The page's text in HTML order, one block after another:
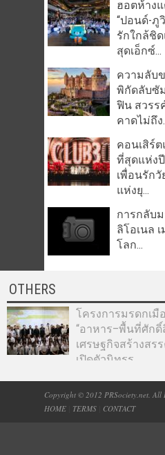
ฮอตห้างแ
“ปอนด์-ภู
รักใกล้ชิ
สุดเอ็กซ์...
ความลับข
พิกัดลับซั
ฟิน สวรร
คาดไม่ถึง
คอนเสิร์
ที่สุดแห่งปี
เพื่อนรัก
แห่งยุ...
การกลับ
ลิโอเนล
โลก...
OTHERS
โครงการมรดกเมื
“อาหาร–พื้นที่ศักดิ์
เศรษฐกิจสร้างสร
เปิดตัวนิทรร...
Copyright © 2012 PRSociety.net. All
HOME
TERMS CONTACT